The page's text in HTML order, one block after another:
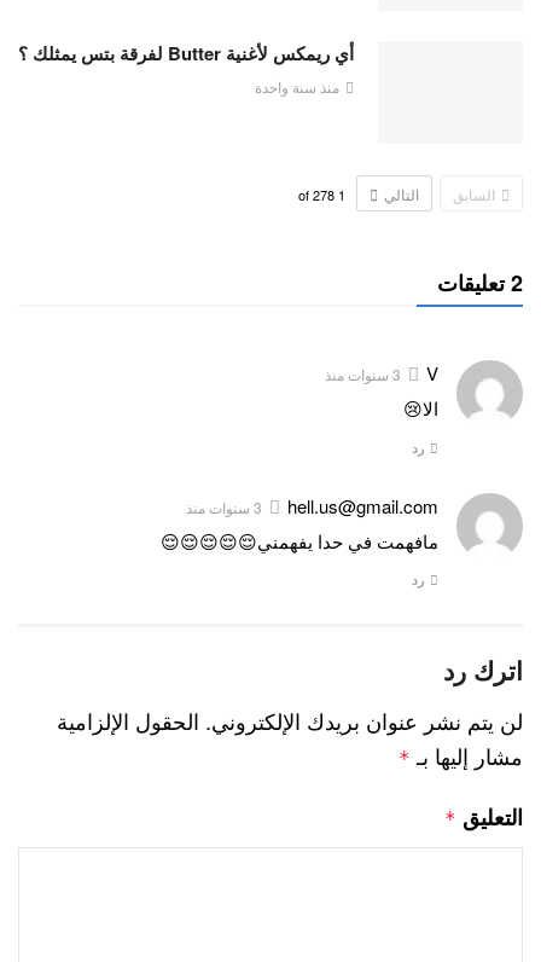
أي ريمكس لأغنية Butter لفرقة بتس يمثلك ؟
منذ سنة واحدة
السابق التالي 1
278
2 تعليقات
V 3 سنوات منذ
الا😢
رد
hell.us@gmail.com 3 سنوات منذ
مافهمت في حدا يفهمني😌😌😌😌😌
رد
اترك رد
لن يتم نشر عنوان بريدك الإلكتروني. الحقول الإلزامية
مشار إليها بـ *
التعليق *